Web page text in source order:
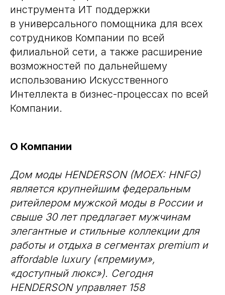
инструмента ИТ поддержки
в универсального помощника для всех
сотрудников Компании по всей
филиальной сети, а также расширение
возможностей по дальнейшему
использованию Искусственного
Интеллекта в бизнес-процессах по всей
Компании.
О Компании
Дом моды HENDERSON (MOEX: HNFG)
является крупнейшим федеральным
ритейлером мужской моды в России и
свыше 30 лет предлагает мужчинам
элегантные и стильные коллекции для
работы и отдыха в сегментах premium и
affordable luxury («премиум»,
«доступный люкс»). Сегодня
HENDERSON управляет 158